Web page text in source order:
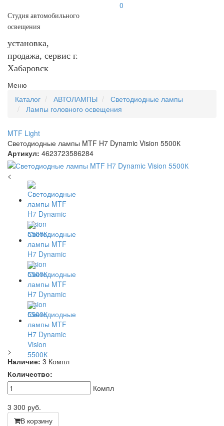
Студия автомобильного
освещения
установка,
продажа, сервис г.
Хабаровск
0
Меню
Каталог
АВТОЛАМПЫ
Светодиодные лампы
Лампы головного освещения
MTF Light
Светодиодные лампы MTF H7 Dynamic Vision 5500К
Артикул: 4623723586284
<
>
Наличие: 3 Компл
Количество:
Компл
3 300 руб.
В корзину